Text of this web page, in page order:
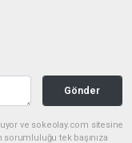
Gönder
ve sokeolay.com sitesine
sorumluluğu tek başınıza